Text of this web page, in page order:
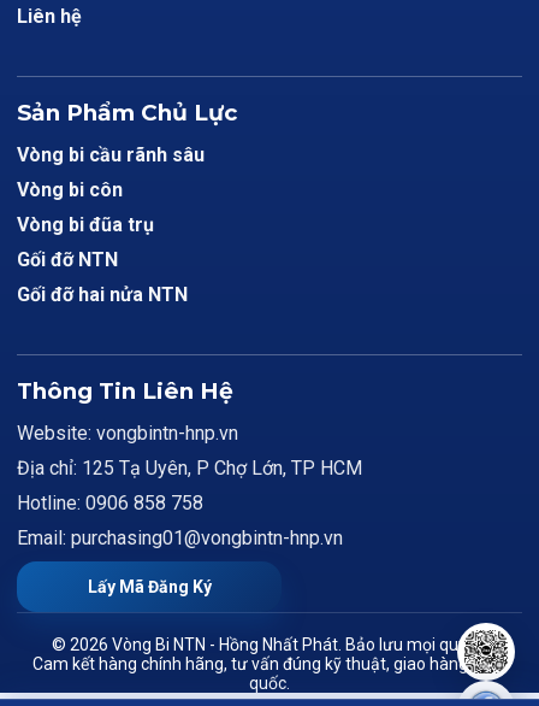
Liên hệ
Sản Phẩm Chủ Lực
Vòng bi cầu rãnh sâu
Vòng bi côn
Vòng bi đũa trụ
Gối đỡ NTN
Gối đỡ hai nửa NTN
Thông Tin Liên Hệ
Website: vongbintn-hnp.vn
Địa chỉ: 125 Tạ Uyên, P Chợ Lớn, TP HCM
Hotline: 0906 858 758
Email: purchasing01@vongbintn-hnp.vn
Lấy Mã Đăng Ký
© 2026 Vòng Bi NTN - Hồng Nhất Phát. Bảo lưu mọi quyền.
Cam kết hàng chính hãng, tư vấn đúng kỹ thuật, giao hàng toàn
quốc.